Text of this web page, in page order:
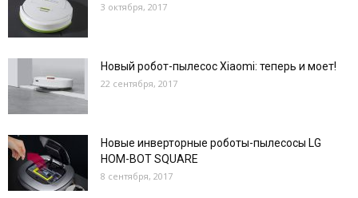
3 октября, 2017
Новый робот-пылесос Xiaomi: теперь и моет!
22 сентября, 2017
Новые инверторные роботы-пылесосы LG
HOM-BOT SQUARE
8 сентября, 2017